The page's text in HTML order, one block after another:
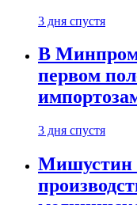
3 дня спустя
В
первом
3 дня спустя
Мишустин